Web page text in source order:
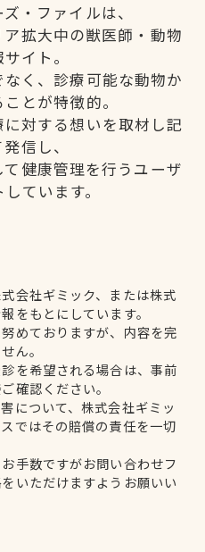
・ファイルは、
拡大中の獣医師・動物
イト。
く、診療可能な動物か
とが特徴的。
対する想いを取材し記
信し、
健康管理を行うユーザ
ています。
会社ギミック、または株式
をもとにしています。
めておりますが、内容を完
ん。
を希望される場合は、事前
確認ください。
について、株式会社ギミッ
ではその賠償の責任を一切
手数ですがお問い合わせフ
いただけますようお願いい